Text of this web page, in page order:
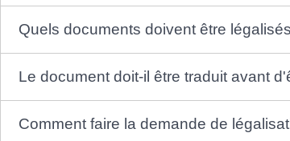
Quels documents doivent être
Le document doit-il être traduit avant
Comment faire la demande de